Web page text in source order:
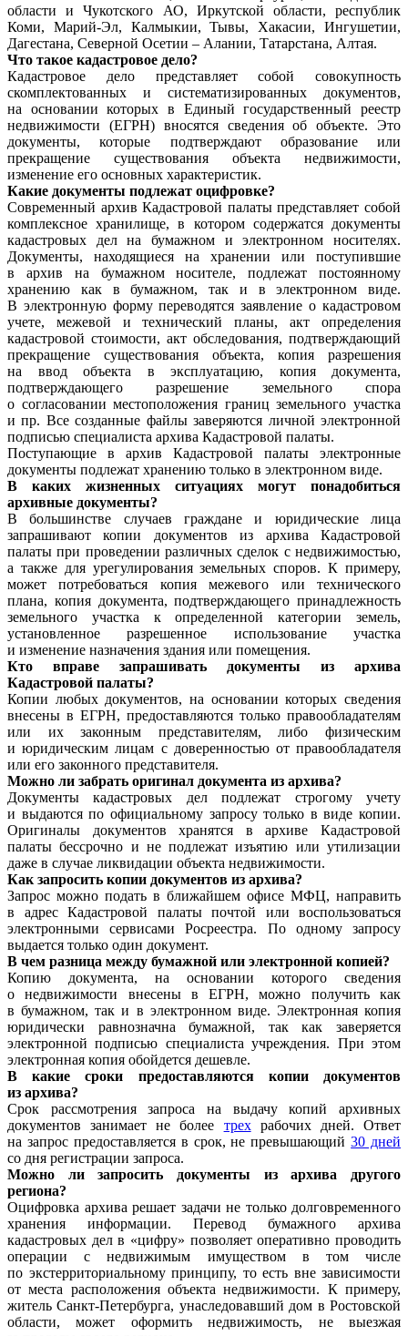
области и Чукотского АО, Иркутской области, республик
Коми, Марий-Эл, Калмыкии, Тывы, Хакасии, Ингушетии,
Дагестана, Северной Осетии – Алании, Татарстана, Алтая.
Что такое кадастровое дело?
Кадастровое дело представляет собой совокупность
скомплектованных и систематизированных документов,
на основании которых в Единый государственный реестр
недвижимости (ЕГРН) вносятся сведения об объекте. Это
документы, которые подтверждают образование или
прекращение существования объекта недвижимости,
изменение его основных характеристик.
Какие документы подлежат оцифровке?
Современный архив Кадастровой палаты представляет собой
комплексное хранилище, в котором содержатся документы
кадастровых дел на бумажном и электронном носителях.
Документы, находящиеся на хранении или поступившие
в архив на бумажном носителе, подлежат постоянному
хранению как в бумажном, так и в электронном виде.
В электронную форму переводятся заявление о кадастровом
учете, межевой и технический планы, акт определения
кадастровой стоимости, акт обследования, подтверждающий
прекращение существования объекта, копия разрешения
на ввод объекта в эксплуатацию, копия документа,
подтверждающего разрешение земельного спора
о согласовании местоположения границ земельного участка
и пр. Все созданные файлы заверяются личной электронной
подписью специалиста архива Кадастровой палаты.
Поступающие в архив Кадастровой палаты электронные
документы подлежат хранению только в электронном виде.
В каких жизненных ситуациях могут понадобиться
архивные документы?
В большинстве случаев граждане и юридические лица
запрашивают копии документов из архива Кадастровой
палаты при проведении различных сделок с недвижимостью,
а также для урегулирования земельных споров. К примеру,
может потребоваться копия межевого или технического
плана, копия документа, подтверждающего принадлежность
земельного участка к определенной категории земель,
установленное разрешенное использование участка
и изменение назначения здания или помещения.
Кто вправе запрашивать документы из архива
Кадастровой палаты?
Копии любых документов, на основании которых сведения
внесены в ЕГРН, предоставляются только правообладателям
или их законным представителям, либо физическим
и юридическим лицам с доверенностью от правообладателя
или его законного представителя.
Можно ли забрать оригинал документа из архива?
Документы кадастровых дел подлежат строгому учету
и выдаются по официальному запросу только в виде копии.
Оригиналы документов хранятся в архиве Кадастровой
палаты бессрочно и не подлежат изъятию или утилизации
даже в случае ликвидации объекта недвижимости.
Как запросить копии документов из архива?
Запрос можно подать в ближайшем офисе МФЦ, направить
в адрес Кадастровой палаты почтой или воспользоваться
электронными сервисами Росреестра. По одному запросу
выдается только один документ.
В чем разница между бумажной или электронной копией?
Копию документа, на основании которого сведения
о недвижимости внесены в ЕГРН, можно получить как
в бумажном, так и в электронном виде. Электронная копия
юридически равнозначна бумажной, так как заверяется
электронной подписью специалиста учреждения. При этом
электронная копия обойдется дешевле.
В какие сроки предоставляются копии документов
из архива?
Срок рассмотрения запроса на выдачу копий архивных
документов занимает не более трехрабочих дней. Ответ
на запрос предоставляется в срок, не превышающий30 дней
со дня регистрации запроса.
Можно ли запросить документы из архива другого
региона?
Оцифровка архива решает задачи не только долговременного
хранения информации. Перевод бумажного архива
кадастровых дел в «цифру» позволяет оперативно проводить
операции с недвижимым имуществом в том числе
по экстерриториальному принципу, то есть вне зависимости
от места расположения объекта недвижимости. К примеру,
житель Санкт-Петербурга, унаследовавший дом в Ростовской
области, может оформить недвижимость, не выезжая